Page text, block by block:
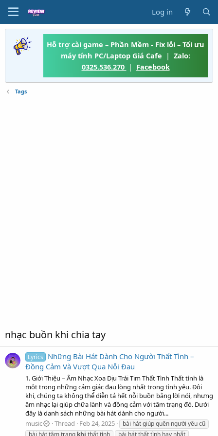
Log in
Hỗ trợ cài game – Phần Mềm - Fix lỗi – Tối ưu
máy tính PC/Laptop Giá Cafe | Zalo:
0325.536.270 | Facebook
Tags
nhạc buồn khi chia tay
Lyrics
Những Bài Hát Dành Cho Người Thất Tình –
Đồng Cảm Và Vượt Qua Nỗi Đau
1. Giới Thiệu – Âm Nhạc Xoa Dịu Trái Tim Thất Tình Thất tình là
một trong những cảm giác đau lòng nhất trong tình yêu. Đôi
khi, chúng ta không thể diễn tả hết nỗi buồn bằng lời nói, nhưng
âm nhạc lại giúp chữa lành và đồng cảm với tâm trạng đó. Dưới
đây là danh sách những bài hát dành cho người...
music
Thread Feb 24, 2025
bài hát giúp quên người yêu cũ
bài hát tâm trạng khi thất tình bài hát thất tình hay nhất